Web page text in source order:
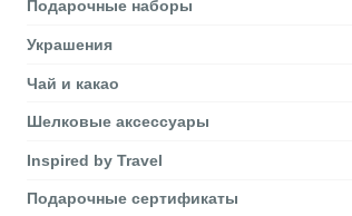
Подарочные наборы
Украшения
Чай и какао
Шелковые аксеcсуары
Inspired by Travel
Подарочные сертификаты